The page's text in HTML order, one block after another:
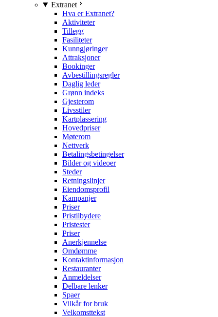
Extranet
Hva er Extranet?
Aktiviteter
Tillegg
Fasiliteter
Kunngjøringer
Attraksjoner
Bookinger
Avbestillingsregler
Daglig leder
Grønn indeks
Gjesterom
Livsstiler
Kartplassering
Hovedpriser
Møterom
Nettverk
Betalingsbetingelser
Bilder og videoer
Steder
Retningslinjer
Eiendomsprofil
Kampanjer
Priser
Pristilbydere
Pristester
Priser
Anerkjennelse
Omdømme
Kontaktinformasjon
Restauranter
Anmeldelser
Delbare lenker
Spaer
Vilkår for bruk
Velkomsttekst